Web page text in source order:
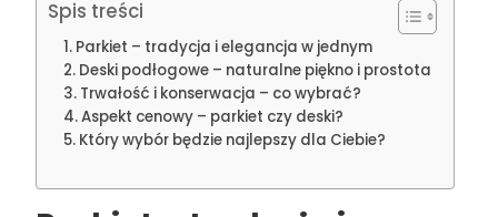
Spis treści
Parkiet – tradycja i elegancja w jednym
Deski podłogowe – naturalne piękno i prostota
Trwałość i konserwacja – co wybrać?
Aspekt cenowy – parkiet czy deski?
Który wybór będzie najlepszy dla Ciebie?